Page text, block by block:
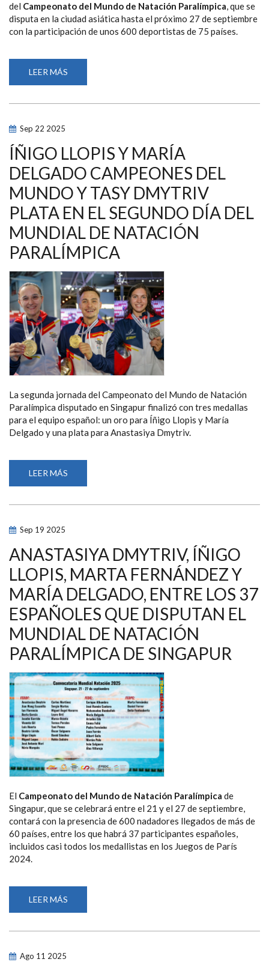
del Campeonato del Mundo de Natación Paralímpica, que se
disputa en la ciudad asiática hasta el próximo 27 de septiembre
con la participación de unos 600 deportistas de 75 países.
LEER MÁS
EL
MUNDIAL
DE
NATACIÓN
PARALÍMPICA
DE
SINGAPUR
Sep 22 2025
ÍÑIGO LLOPIS Y MARÍA
DELGADO CAMPEONES DEL
MUNDO Y TASY DMYTRIV
PLATA EN EL SEGUNDO DÍA DEL
MUNDIAL DE NATACIÓN
PARALÍMPICA
La segunda jornada del Campeonato del Mundo de Natación
Paralímpica disputado en Singapur finalizó con tres medallas
para el equipo español: un oro para Íñigo Llopis y María
Delgado y una plata para Anastasiya Dmytriv.
LEER MÁS
LLOPIS
MARÍA
Y
TASY
PLATA
EN
EL
SEGUNDO
DÍA
DEL
DE
NATACIÓN
PARALÍMPICA
Sep 19 2025
ANASTASIYA DMYTRIV, ÍÑIGO
LLOPIS, MARTA FERNÁNDEZ Y
MARÍA DELGADO, ENTRE LOS 37
ESPAÑOLES QUE DISPUTAN EL
MUNDIAL DE NATACIÓN
PARALÍMPICA DE SINGAPUR
El Campeonato del Mundo de Natación Paralímpica de
Singapur, que se celebrará entre el 21 y el 27 de septiembre,
contará con la presencia de 600 nadadores llegados de más de
60 países, entre los que habrá 37 participantes españoles,
incluidos casi todos los medallistas en los Juegos de París
2024.
LEER MÁS
DMYTRIV,
LLOPIS,
Ago 11 2025